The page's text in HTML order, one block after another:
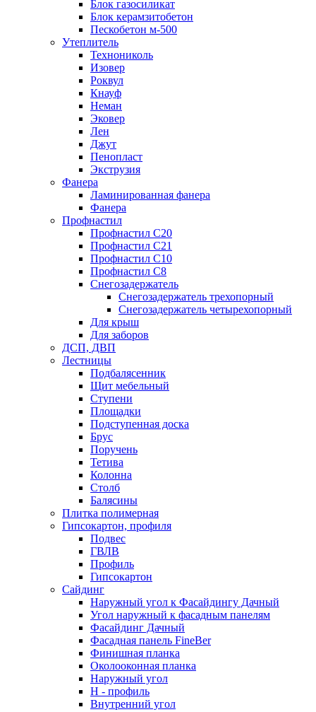
Блок газосиликат
Блок керамзитобетон
Пескобетон м-500
Утеплитель
Технониколь
Изовер
Роквул
Кнауф
Неман
Эковер
Лен
Джут
Пенопласт
Экструзия
Фанера
Ламинированная фанера
Фанера
Профнастил
Профнастил С20
Профнастил С21
Профнастил С10
Профнастил С8
Снегозадержатель
Снегозадержатель трехопорный
Снегозадержатель четырехопорный
Для крыш
Для заборов
ДСП, ДВП
Лестницы
Подбалясенник
Щит мебельный
Ступени
Площадки
Подступенная доска
Брус
Поручень
Тетива
Колонна
Столб
Балясины
Плитка полимерная
Гипсокартон, профиля
Подвес
ГВЛВ
Профиль
Гипсокартон
Сайдинг
Наружный угол к Фасайдингу Дачный
Угол наружный к фасадным панелям
Фасайдинг Дачный
Фасадная панель FineBer
Финишная планка
Околооконная планка
Наружный угол
H - профиль
Внутренний угол